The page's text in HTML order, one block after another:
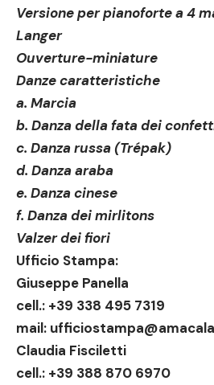
Versione per pianoforte a 4
Langer
Ouverture-miniature
Danze caratteristiche
a. Marcia
b. Danza della fata dei
c. Danza russa (Trépak)
d. Danza araba
e. Danza cinese
f. Danza dei mirlitons
Valzer dei fiori
Ufficio Stampa:
Giuseppe Panella
cell.: +39 338 495 7319
mail:
Claudia Fisciletti
cell.: +39 388 870 6970